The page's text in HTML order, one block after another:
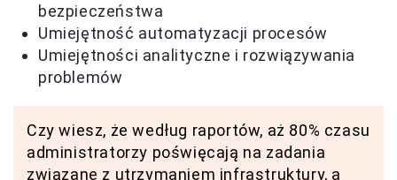
bezpieczeństwa
Umiejętność automatyzacji procesów
Umiejętności analityczne i rozwiązywania
problemów
Czy wiesz, że według raportów, aż 80% czasu
administratorzy poświęcają na zadania
związane z utrzymaniem infrastruktury, a